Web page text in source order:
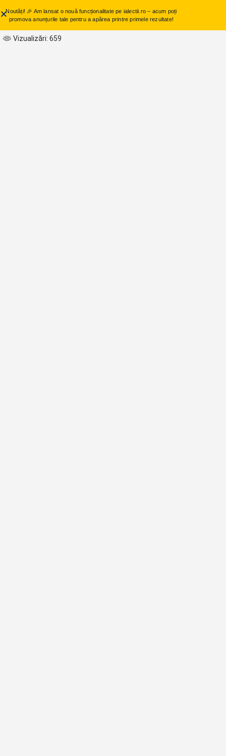
Vizualizări: 659
Noutăți! 🎉 Am lansat o nouă funcționalitate pe ialectii.ro – acum poți
promova anunțurile tale pentru a apărea printre primele rezultate!